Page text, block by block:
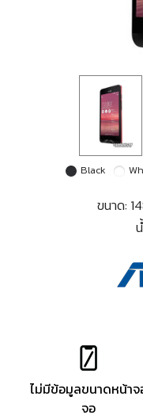
Black
ขนาด:
ไม่มีข้อมูลขนาดหน้าจ
จอ